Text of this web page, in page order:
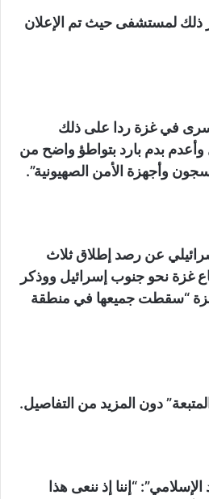
ذلك لمستشفى حيث تم الإعلان
في غزة ردا على ذلك
بدم بارد بتواطؤ واضح من
وأجهزة الأمن الصهيونية”.
عن رصد إطلاق ثلاث
غزة نحو جنوب إسرائيل ووذكر
“سقطت جميعها في منطقة
دون المزيد من التفاصيل.
“إننا إذ ننعى هذا